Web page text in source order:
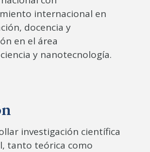
internacional en
docencia y
en el área
y nanotecnología.
investigación científica
tanto teórica como